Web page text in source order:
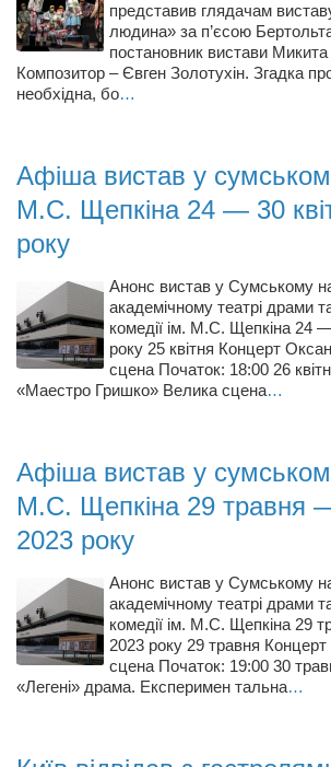
«ЧАЙ — КАВА» магазин —
Магазины
Багетный двор
МАГАЗИН СТИХОВ НА
Туризм
«Траверс» —
Журналисты
Александр Гвоздик
Евгений Касьяненко
Звукорежиссёры
Alfom Studio
Guitarproduction Studio
представив глядачам
людина» за п’єсою
постановник вистави
Композитор – Євген Золотухін. Згадка
необхідна, бо…
Афіша вистав у
М.С. Щепкіна 24 — 30
року
Анонс вистав у Сумському
академічному театрі драми
комедії ім. М.С. Щепкіна 24
року 25 квітня Концерт
сцена Початок: 18:00 26
«Маестро Гришко» Велика сцена…
Афіша вистав у
М.С. Щепкіна 29 травня
2023 року
Анонс вистав у Сумському
академічному театрі драми
комедії ім. М.С. Щепкіна 29
2023 року 29 травня
сцена Початок: 19:00 30
«Легені» драма. Експеримен тальна…